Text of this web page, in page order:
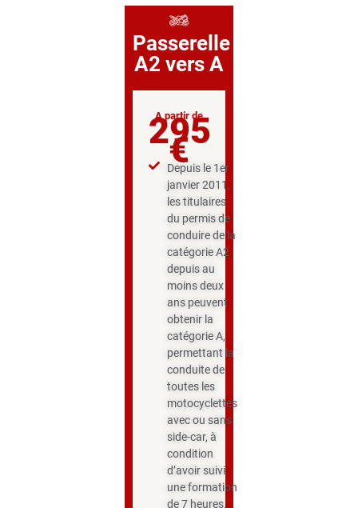
Passerelle
A2 vers A
A partir de
295
€
Depuis le 1er
janvier 2011,
les titulaires
du permis de
conduire de la
catégorie A2
depuis au
moins deux
ans peuvent
obtenir la
catégorie A,
permettant la
conduite de
toutes les
motocyclettes
avec ou sans
side-car, à
condition
d’avoir suivi
une formation
de 7 heures.